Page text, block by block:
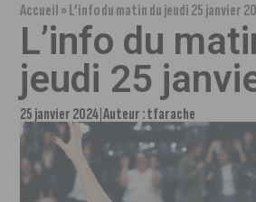
Accueil»L’info du matin du jeudi 25 janvier
L’info du
jeudi 25
25 janvier 2024 Auteur :tfarache